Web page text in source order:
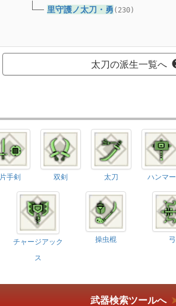
里守護ノ太刀・勇 (230)
太刀の派生一覧へ
片手剣 双剣 太刀 ハンマー
チャージアック
ス
操虫棍 弓
武器検索ツールへ